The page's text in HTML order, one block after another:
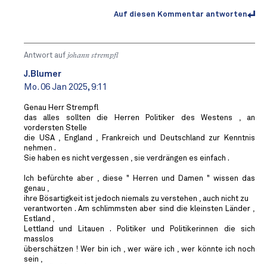
Auf diesen Kommentar antworten
Antwort auf johann strempfl
J.Blumer
Mo. 06 Jan 2025, 9:11
Genau Herr Strempfl
das alles sollten die Herren Politiker des Westens , an
vordersten Stelle
die USA , England , Frankreich und Deutschland zur Kenntnis
nehmen .
Sie haben es nicht vergessen , sie verdrängen es einfach .
Ich befürchte aber , diese " Herren und Damen " wissen das
genau ,
ihre Bösartigkeit ist jedoch niemals zu verstehen , auch nicht zu
verantworten . Am schlimmsten aber sind die kleinsten Länder ,
Estland ,
Lettland und Litauen . Politiker und Politikerinnen die sich
masslos
überschätzen ! Wer bin ich , wer wäre ich , wer könnte ich noch
sein ,